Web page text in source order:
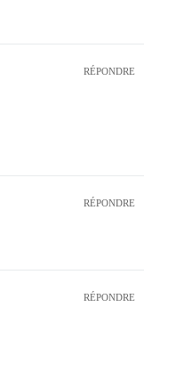
RÉPONDRE
RÉPONDRE
RÉPONDRE